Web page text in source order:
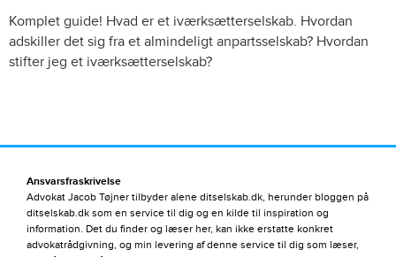
Komplet guide! Hvad er et iværksætterselskab. Hvordan
adskiller det sig fra et almindeligt anpartsselskab? Hvordan
stifter jeg et iværksætterselskab?
Ansvarsfraskrivelse
Advokat Jacob Tøjner tilbyder alene ditselskab.dk, herunder bloggen på
ditselskab.dk som en service til dig og en kilde til inspiration og
information. Det du finder og læser her, kan ikke erstatte konkret
advokatrådgivning, og min levering af denne service til dig som læser,